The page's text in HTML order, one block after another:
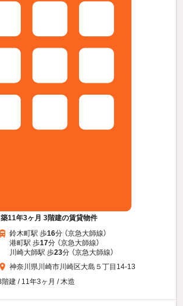
11年3ヶ月 3階建の賃貸物件
鈴木町駅 歩16分 （京急大師線）
港町駅 歩17分 （京急大師線）
川崎大師駅 歩23分 （京急大師線）
神奈川県川崎市川崎区大島５丁目14-13
階建 / 11年3ヶ月 / 木造